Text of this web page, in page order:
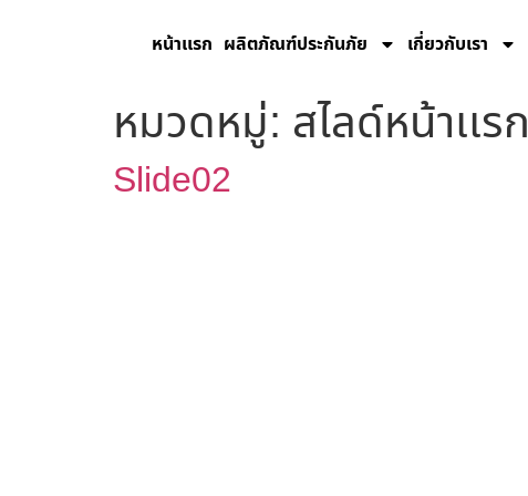
หน้าเเรก ผลิตภัณฑ์ประกันภัย เกี่ยวกับเรา
หมวดหมู่: สไลด์หน้าเเรก
Slide02